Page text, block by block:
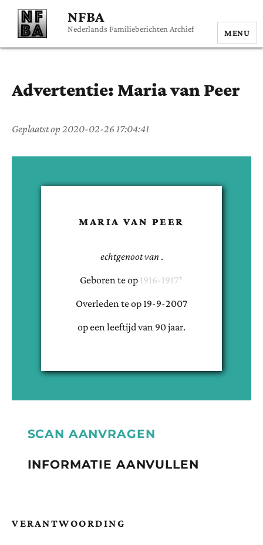
NFBA
Nederlands Familieberichten Archief MENU
Advertentie: Mariavan Peer
Geplaatst op 2020-02-26 17:04:41
MARIA VAN PEER
echtgenoot van .
Geboren teop 1916-1917*
Overleden teop 19-9-2007
op een leeftijd van 90jaar.
SCAN AANVRAGEN
INFORMATIE AANVULLEN
VERANTWOORDING